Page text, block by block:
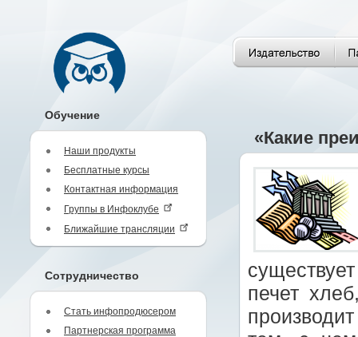
Обучение
Наши продукты
Бесплатные курсы
Контактная информация
Группы в Инфоклубе
Ближайшие трансляции
Сотрудничество
Стать инфопродюсером
Партнерская программа
«Какие
печет